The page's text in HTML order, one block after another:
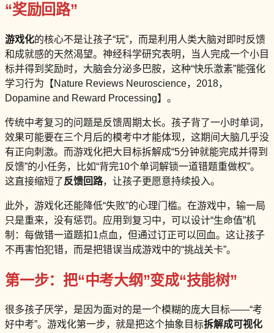
“奖励回路”
游戏化的核心不是让孩子“玩”，而是利用人类大脑对即时反馈
和成就感的天然渴望。神经科学研究表明，当人完成一个小目
标并得到奖励时，大脑会分泌多巴胺，这种“快乐激素”能强化
学习行为【Nature Reviews Neuroscience，2018，
Dopamine and Reward Processing】。
传统中考复习的问题是反馈周期太长。孩子背了一小时单词，
效果可能要在三个月后的模考中才能体现，这期间大脑几乎没
有正向刺激。而游戏化把大目标拆解成“5分钟就能完成并得到
反馈”的小任务，比如“背完10个单词解锁一道错题重做权”。
这直接缩短了反馈回路，让孩子更愿意持续投入。
此外，游戏化还能降低“失败”的心理门槛。在游戏中，输一局
只是重来，没有惩罚。应用到复习中，可以设计“生命值”机
制：每做错一道题扣1点血，但通过订正可以回血。这让孩子
不再害怕犯错，而是把错误当成游戏中的“挑战关卡”。
第一步：把“中考大纲”变成“技能树”
很多孩子厌学，是因为面对的是一个模糊的庞大目标——“考
好中考”。游戏化第一步，就是把这个抽象目标拆解成可视化